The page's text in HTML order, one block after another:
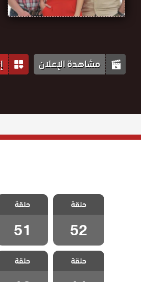
مشاهدة الإعلان
مسلسل القروية
الجميلة الحلقة
52 والاخيرة
حلقة
52
مسلسل
الجميلة الحلقة
51
حلقة
51
مسلسل القروية
الجميلة الحلقة
41
حلقة
مسلسل
الجميلة الحلقة
40
حلقة